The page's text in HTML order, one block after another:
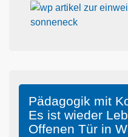
Pädagogik mit
Es ist wieder
Offenen Tür in